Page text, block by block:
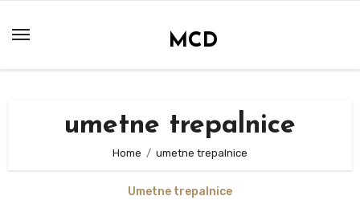
MCD
umetne trepalnice
Home umetne trepalnice
Umetne trepalnice